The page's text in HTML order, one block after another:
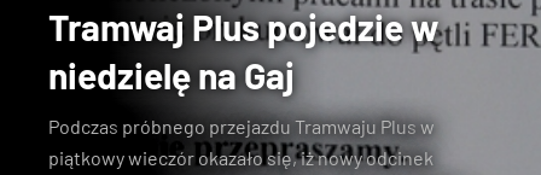
Tramwaj Plus pojedzie w
niedzielę na Gaj
Podczas próbnego przejazdu Tramwaju Plusw
piątkowy wieczór okazało się, iż nowy odcinek